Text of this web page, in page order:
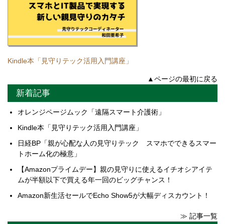
Kindle本「見守りテック活用入門講座」
▲ページの最初に戻る
新着記事
オレンジページムック「遠隔スマート介護術」
Kindle本「見守りテック活用入門講座」
日経BP「親が心配な人の見守りテック スマホでできるスマー
トホーム化の極意」
【Amazonプライムデー】親の見守りに使えるイチオシアイテ
ムが半額以下で買える年一回のビッグチャンス！
Amazon新生活セールでEcho Show5が大幅ディスカウント！
≫ 記事一覧